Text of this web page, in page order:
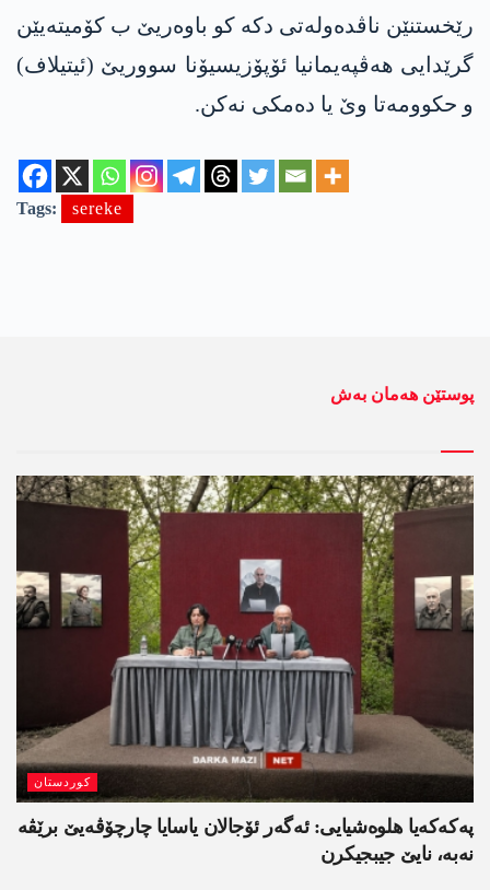
رێخستنێن ناڤدەولەتی دکە کو باوەریێ ب کۆمیتەیێن
گرێدایی ھەڤپەیمانیا ئۆپۆزیسیۆنا سووریێ (ئیتیلاف)
و حکوومەتا وێ یا دەمکی نەکن.
Tags: sereke
پوستێن ھەمان بەش
کوردستان
په‌كه‌كه‌یا هلوه‌شیایی: ئەگەر ئۆجالان یاسایا چارچۆڤەیێ برێڤە
نه‌به‌، نایێ جیبجیکرن